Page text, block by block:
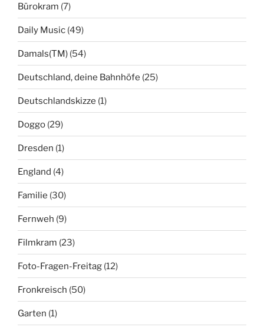
Bürokram (7)
Daily Music (49)
Damals(TM) (54)
Deutschland, deine Bahnhöfe (25)
Deutschlandskizze (1)
Doggo (29)
Dresden (1)
England (4)
Familie (30)
Fernweh (9)
Filmkram (23)
Foto-Fragen-Freitag (12)
Fronkreisch (50)
Garten (1)